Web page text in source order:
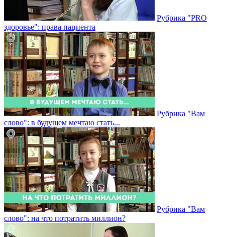
Рубрика "PRO
здоровье": права пациента
Рубрика "Вам
слово": в будущем мечтаю стать...
Рубрика "Вам
слово": на что потратить миллион?